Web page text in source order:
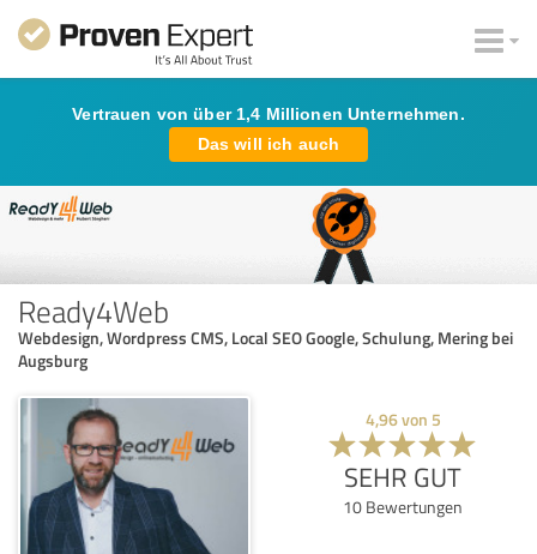
Vertrauen von über 1,4 Millionen Unternehmen.
Das will ich auch
Ready4Web
Webdesign, Wordpress CMS, Local SEO Google, Schulung, Mering bei
Augsburg
4,96von 5
SEHR GUT
10 Bewertungen